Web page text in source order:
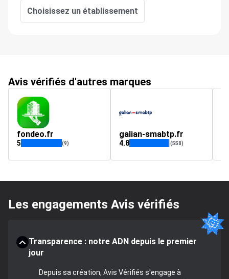
Choisissez un établissement
Avis vérifiés d'autres marques
fondeo.fr
5 (9)
galian-smabtp.fr
4.8 (558)
Les engagements Avis vérifiés
Transparence : notre ADN depuis le premier
jour
Depuis sa création, Avis Vérifiés s'engage à